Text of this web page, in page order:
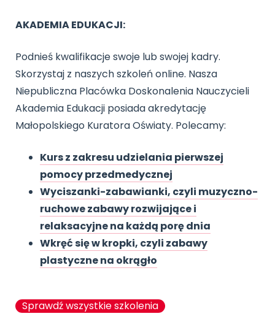
AKADEMIA EDUKACJI:
Podnieś kwalifikacje swoje lub swojej kadry.
Skorzystaj z naszych szkoleń online. Nasza
Niepubliczna Placówka Doskonalenia Nauczycieli
Akademia Edukacji posiada akredytację
Małopolskiego Kuratora Oświaty. Polecamy:
Kurs z zakresu udzielania pierwszej
pomocy przedmedycznej
Wyciszanki-zabawianki, czyli muzyczno-
ruchowe zabawy rozwijające i
relaksacyjne na każdą porę dnia
Wkręć się w kropki, czyli zabawy
plastyczne na okrągło
Sprawdź wszystkie szkolenia